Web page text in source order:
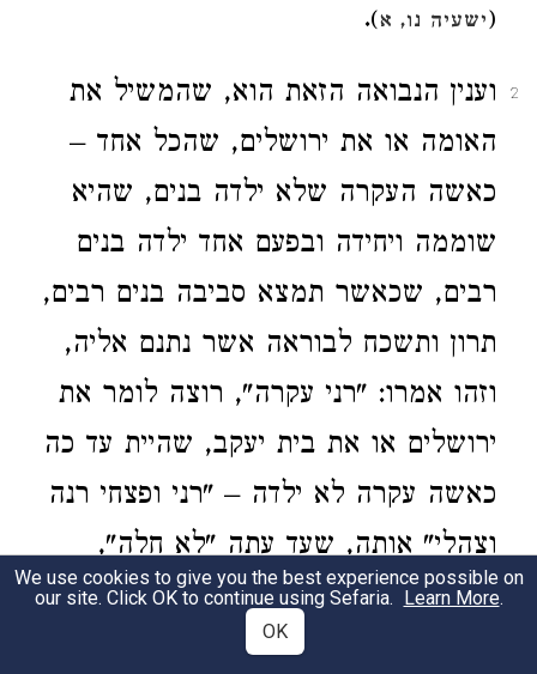
(ישעיה נו, א)
.
2
וענין הנבואה הזאת הוא, שהמשיל את
האומה או את ירושלים, שהכל אחד –
כאשה העקרה שלא ילדה בנים, שהיא
שוממה ויחידה ובפעם אחד ילדה בנים
רבים, שכאשר תמצא סביבה בנים רבים,
תרון ותשכח לבוראה אשר נתנם אליה,
וזהו אמרו: "רני עקרה", רוצה לומר את
ירושלים או את בית יעקב, שהיית עד כה
כאשה עקרה לא ילדה – "רני ופצחי רנה
וצהלי" אותה, שעד עתה "לא חלה",
שהוא כפל ענין במלות שונות, כי 'חלה'
We use cookies to give you the best experience possible on
our site. Click OK to continue using Sefaria. Learn More.
OK